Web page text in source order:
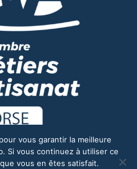
vous garantir la meilleure
Si vous continuez à utiliser ce
vous en êtes satisfait.